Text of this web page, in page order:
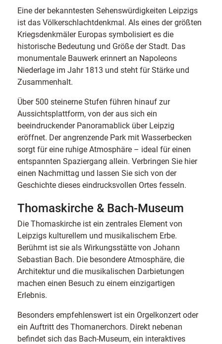
Eine der bekanntesten Sehenswürdigkeiten Leipzigs
ist das Völkerschlachtdenkmal. Als eines der größten
Kriegsdenkmäler Europas symbolisiert es die
historische Bedeutung und Größe der Stadt. Das
monumentale Bauwerk erinnert an Napoleons
Niederlage im Jahr 1813 und steht für Stärke und
Zusammenhalt.
Über 500 steinerne Stufen führen hinauf zur
Aussichtsplattform, von der aus sich ein
beeindruckender Panoramablick über Leipzig
eröffnet. Der angrenzende Park mit Wasserbecken
sorgt für eine ruhige Atmosphäre – ideal für einen
entspannten Spaziergang allein. Verbringen Sie hier
einen Nachmittag und lassen Sie sich von der
Geschichte dieses eindrucksvollen Ortes fesseln.
Thomaskirche & Bach-Museum
Die Thomaskirche ist ein zentrales Element von
Leipzigs kulturellem und musikalischem Erbe.
Berühmt ist sie als Wirkungsstätte von Johann
Sebastian Bach. Die besondere Atmosphäre, die
Architektur und die musikalischen Darbietungen
machen einen Besuch zu einem einzigartigen
Erlebnis.
Besonders empfehlenswert ist ein Orgelkonzert oder
ein Auftritt des Thomanerchors. Direkt nebenan
befindet sich das Bach-Museum, ein interaktives